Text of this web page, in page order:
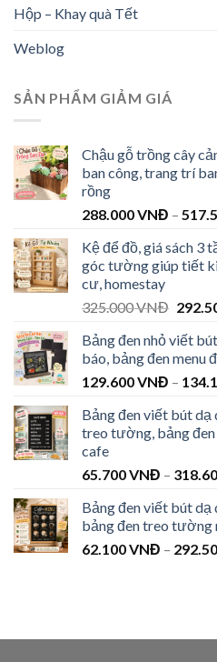
Hộp – Khay quà Tết
Weblog
SẢN PHẨM GIẢM GIÁ
Chậu gỗ trồng cây
ban công, trang trí
rồng
288.000VNĐ –
Kệ để đồ, giá sách 3
góc tường giúp tiết
cư, homestay
325.000VNĐ
Bảng đen nhỏ viết
báo, bảng đen menu
129.600VNĐ –
Bảng đen viết bút
treo tường, bảng đen
cafe
65.700VNĐ –
Bảng đen viết bút
bảng đen treo tường
62.100VNĐ –